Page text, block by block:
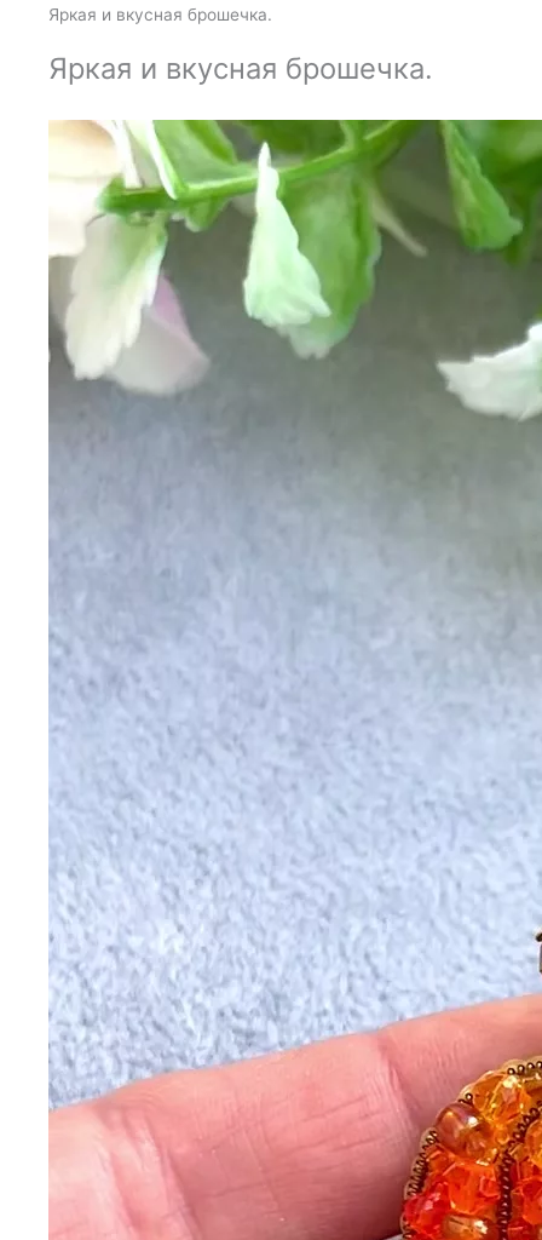
Яркая и вкусная брошечка.
Яркая и вкусная брошечка.